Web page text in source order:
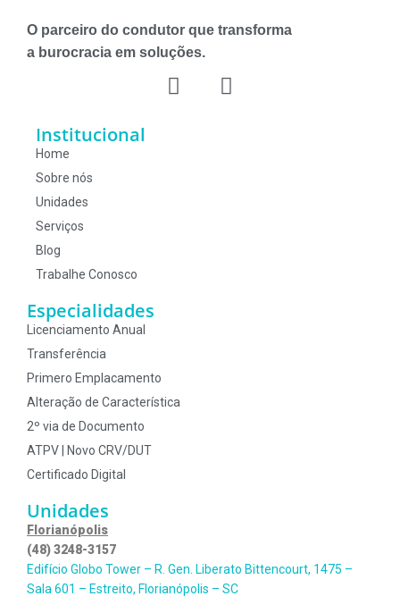
O parceiro do condutor que transforma
a burocracia em soluções.
Institucional
Home
Sobre nós
Unidades
Serviços
Blog
Trabalhe Conosco
Especialidades
Licenciamento Anual
Transferência
Primero Emplacamento
Alteração de Característica
2º via de Documento
ATPV | Novo CRV/DUT
Certificado Digital
Unidades
Florianópolis
(48) 3248-3157
Edifício Globo Tower – R. Gen. Liberato Bittencourt, 1475 –
Sala 601 – Estreito, Florianópolis – SC